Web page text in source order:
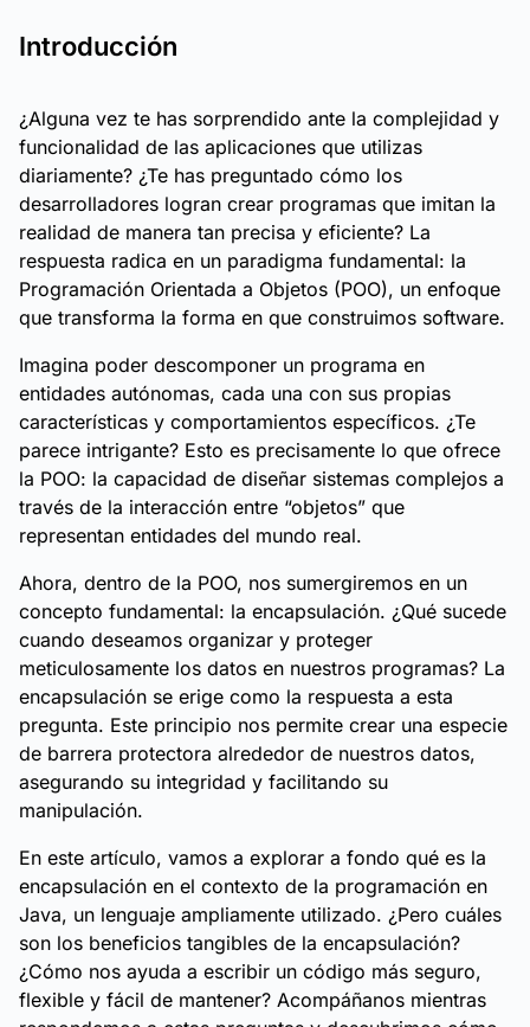
Introducción
¿Alguna vez te has sorprendido ante la complejidad y
funcionalidad de las aplicaciones que utilizas
diariamente? ¿Te has preguntado cómo los
desarrolladores logran crear programas que imitan la
realidad de manera tan precisa y eficiente? La
respuesta radica en un paradigma fundamental: la
Programación Orientada a Objetos (POO), un enfoque
que transforma la forma en que construimos software.
Imagina poder descomponer un programa en
entidades autónomas, cada una con sus propias
características y comportamientos específicos. ¿Te
parece intrigante? Esto es precisamente lo que ofrece
la POO: la capacidad de diseñar sistemas complejos a
través de la interacción entre “objetos” que
representan entidades del mundo real.
Ahora, dentro de la POO, nos sumergiremos en un
concepto fundamental: la encapsulación. ¿Qué sucede
cuando deseamos organizar y proteger
meticulosamente los datos en nuestros programas? La
encapsulación se erige como la respuesta a esta
pregunta. Este principio nos permite crear una especie
de barrera protectora alrededor de nuestros datos,
asegurando su integridad y facilitando su
manipulación.
En este artículo, vamos a explorar a fondo qué es la
encapsulación en el contexto de la programación en
Java, un lenguaje ampliamente utilizado. ¿Pero cuáles
son los beneficios tangibles de la encapsulación?
¿Cómo nos ayuda a escribir un código más seguro,
flexible y fácil de mantener? Acompáñanos mientras